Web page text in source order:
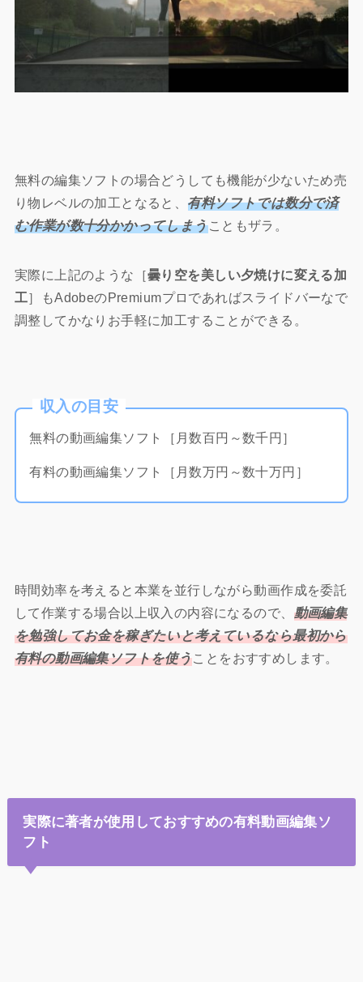
無料の編集ソフトの場合どうしても機能が少ないため売
り物レベルの加工となると、 有料ソフトでは数分で済
む作業が数十分かかってしまうこともザラ。
実際に上記のような［曇り空を美しい夕焼けに変える加
工］もAdobeのPremiumプロであればスライドバーなで
調整してかなりお手軽に加工することができる。
収入の目安
無料の動画編集ソフト［月数百円～数千円］
有料の動画編集ソフト［月数万円～数十万円］
時間効率を考えると本業を並行しながら動画作成を委託
して作業する場合以上収入の内容になるので、 動画編集
を勉強してお金を稼ぎたいと考えているなら最初から
有料の動画編集ソフトを使うことをおすすめします。
実際に著者が使用しておすすめの有料動画編集ソ
フト